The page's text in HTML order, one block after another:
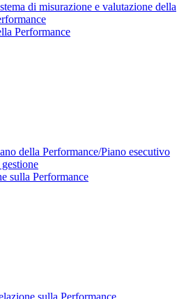
di misurazione e valutazione della
Performance
della Performance/Piano esecutivo
sulla Performance